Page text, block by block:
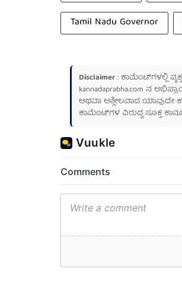
Tamil Nadu Governor
Disclaimer: ಕಾಮೆಂಟ್‌ಗಳಲ್ಲಿ
kannadaprabha.com ನ
ಅಥವಾ ಅಶ್ಲೀಲವಾದ ಯಾವುದೇ
ಕಾಮೆಂಟ್‌ಗಳ ವಿರುದ್ಧ ಸೂಕ್ತ